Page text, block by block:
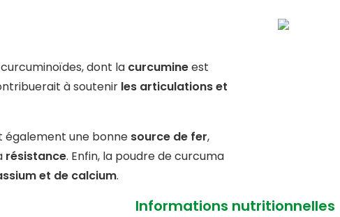
dont la curcumineest
à soutenir les articulations et
également une bonne source de fer,
résistance. Enfin, la poudre de curcuma
et de calcium.
Informations nutritionnelles